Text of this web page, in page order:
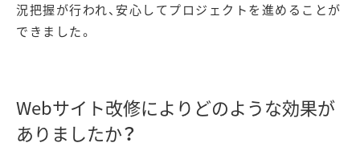
況把握が行われ、安心してプロジェクトを進めることが
できました。
Webサイト改修によりどのような効果が
ありましたか？